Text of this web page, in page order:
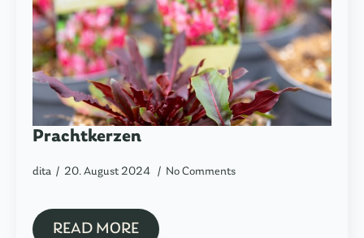
Prachtkerzen
dita 20. August 2024 No Comments
READ MORE